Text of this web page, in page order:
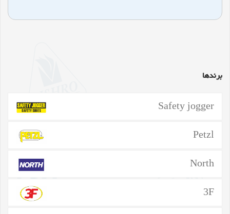
برندها
Safety jogger
Petzl
North
3F